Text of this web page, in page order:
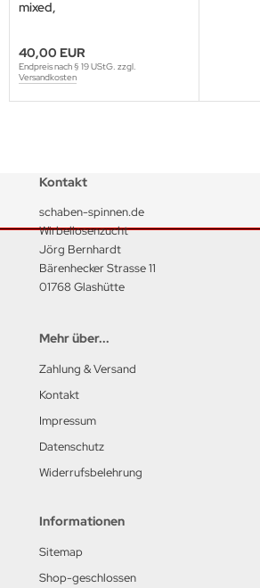
mixed,
40,00 EUR
Endpreis nach § 19 UStG. zzgl.
Versandkosten
Kontakt
schaben-spinnen.de
Wirbellosenzucht
Jörg Bernhardt
Bärenhecker Strasse 11
01768 Glashütte
Mehr über...
Zahlung & Versand
Kontakt
Impressum
Datenschutz
Widerrufsbelehrung
Informationen
Sitemap
Shop-geschlossen